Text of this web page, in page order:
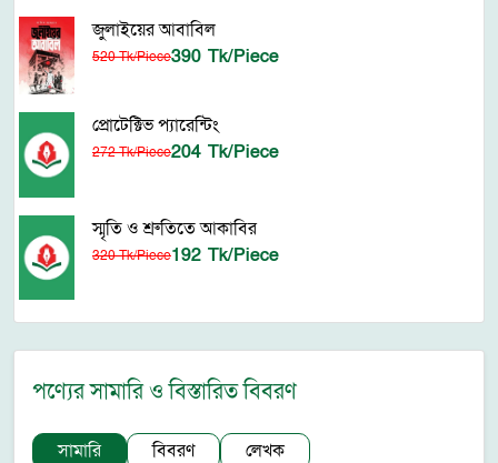
জুলাইয়ের আবাবিল
520 Tk/Piece390 Tk/Piece
প্রোটেক্টিভ প্যারেন্টিং
272 Tk/Piece204 Tk/Piece
স্মৃতি ও শ্রুতিতে আকাবির
320 Tk/Piece192 Tk/Piece
পণ্যের সামারি ও বিস্তারিত বিবরণ
সামারি বিবরণ লেখক